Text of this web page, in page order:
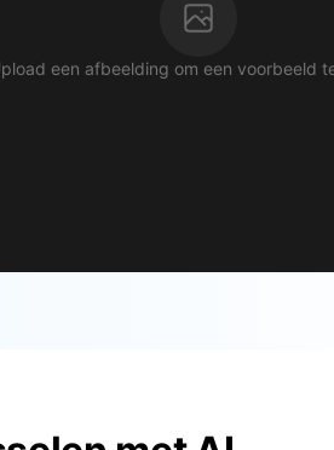
een afbeelding om een ​​voorbeeld